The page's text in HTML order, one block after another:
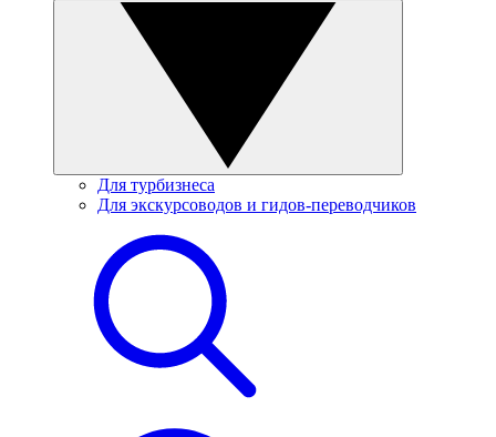
Для турбизнеса
Для экскурсоводов и гидов-переводчиков